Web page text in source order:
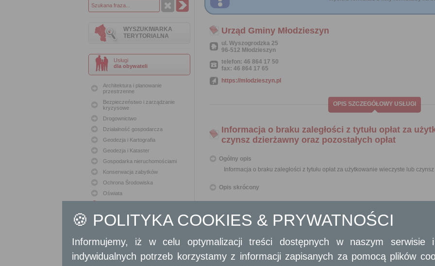
WYSZUKIWARKA
TERYTORIALNA
Usługi
dla obywateli
Architektura i planowanie
przestrzenne
Bezpieczeństwo i zarządzanie
kryzysowe
Drogownictwo
Działalność gospodarcza
Geodezja i Kartografia
Geodezja i Kataster
Gospodarka nieruchomościami
Konserwacja zabytków
Ochrona Środowiska
Oświata
Polityka lokalowa
Polityka społeczna
Sport i Rekreacja
Sprawy komunalne
Urząd Gminy Młodzieszyn
ul. Wyszogrodzka 25
96-512 Młodzieszyn
telefon: 46 864 17 50
fax: 46 864 17 65
https://mlodzieszyn.pl
OPIS SZCZEGÓŁOWY USŁUGI
Informacja o braku zaległości z tytułu opłat za
czynsz dzierżawny oraz pozostałych opłat
Ogólny opis
Informacja o braku zaległości z tytułu opłat za użytkowanie wieczyste lub
Opis skrócony
wnioskodawcy, na piśmie utrwalonym w postaci papierowej, opatrzonym
opatrzonym kwalifikowanym podpisem elektronicznym, podpisem zaufanym albo
Wymagane dokumenty
Oryginał dowodu uiszczenia opłaty skarbowej, wydruk (skan wydruku) lub
🍪 POLITYKA COOKIES & PRYWATNOŚCI
Informujemy, iż w celu optymalizacji treści dostępnych w naszym serwisie
indywidualnych potrzeb korzystamy z informacji zapisanych za pomocą plików